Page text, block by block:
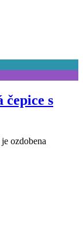
čepice s
ozdobena